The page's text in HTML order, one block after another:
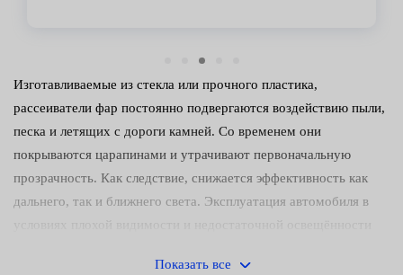
Изготавливаемые из стекла или прочного пластика,
рассеиватели фар постоянно подвергаются воздействию пыли,
песка и летящих с дороги камней. Со временем они
покрываются царапинами и утрачивают первоначальную
прозрачность. Как следствие, снижается эффективность как
дальнего, так и ближнего света. Эксплуатация автомобиля в
Показать все